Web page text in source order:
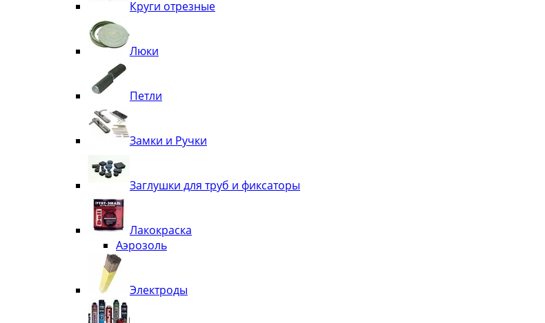
Круги отрезные
Люки
Петли
Замки и Ручки
Заглушки для труб и фиксаторы
Лакокраска
Аэрозоль
Электроды